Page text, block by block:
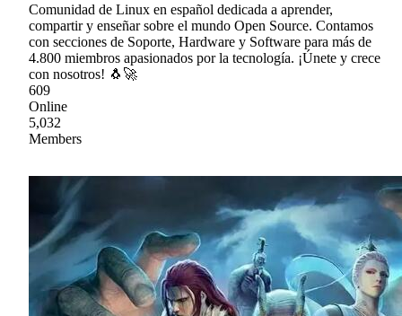
Comunidad de Linux en español dedicada a aprender,
compartir y enseñar sobre el mundo Open Source. Contamos
con secciones de Soporte, Hardware y Software para más de
4.800 miembros apasionados por la tecnología. ¡Únete y crece
con nosotros! 🐧🚀
609
Online
5,032
Members